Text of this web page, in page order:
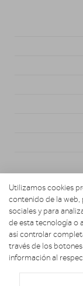
Utilizamos cookies
contenido de la web,
sociales y para
de esta tecnología o
así controlar
través de los
información al